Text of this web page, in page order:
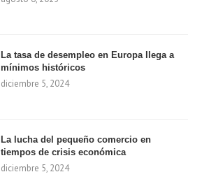
La tasa de desempleo en Europa llega a
mínimos históricos
diciembre 5, 2024
La lucha del pequeño comercio en
tiempos de crisis económica
diciembre 5, 2024